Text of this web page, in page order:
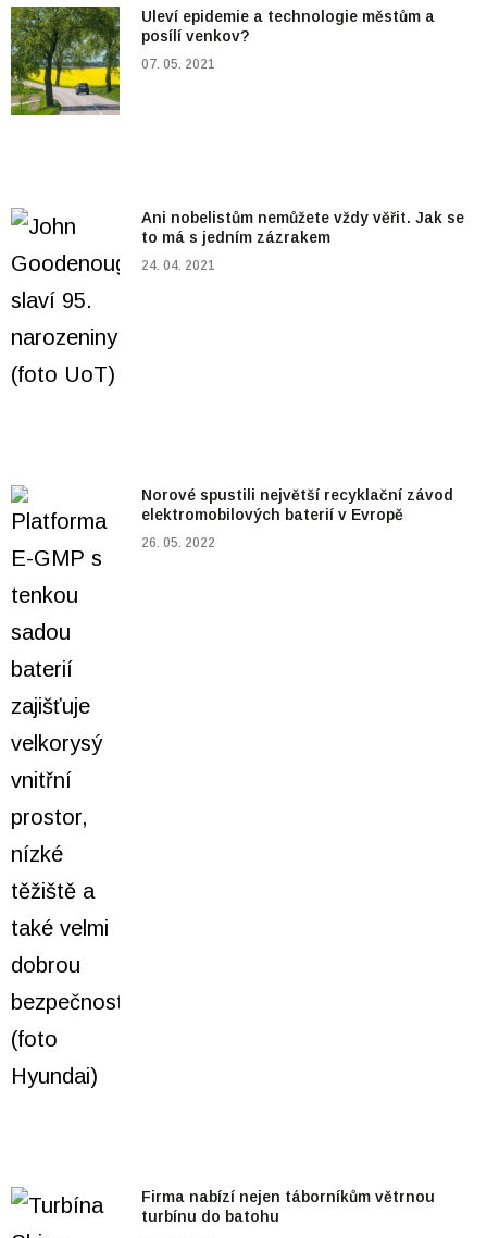
Uleví epidemie a technologie městům a
posílí venkov?
07. 05. 2021
Ani nobelistům nemůžete vždy věřit. Jak se
to má s jedním zázrakem
24. 04. 2021
Norové spustili největší recyklační závod
elektromobilových baterií v Evropě
26. 05. 2022
Firma nabízí nejen táborníkům větrnou
turbínu do batohu